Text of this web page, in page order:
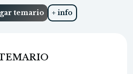
temario + info